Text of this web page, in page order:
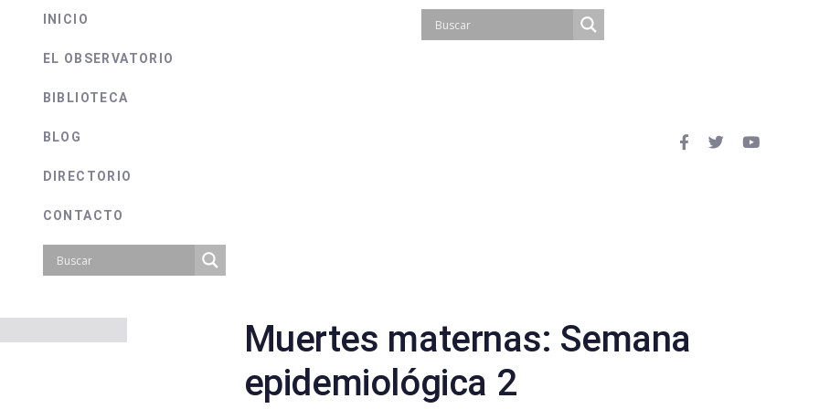
INICIO
EL OBSERVATORIO
BIBLIOTECA
BLOG
DIRECTORIO
CONTACTO
Muertes maternas: Semana
epidemiológica 2